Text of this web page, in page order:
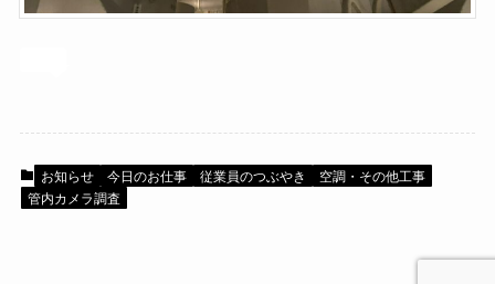
お知らせ 今日のお仕事 従業員のつぶやき
空調・その他工事
管内カメラ調査